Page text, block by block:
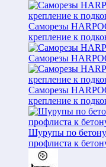
Саморезы
крепление к
Саморезы
Саморезы
крепление к
Шурупы по
профлиста к